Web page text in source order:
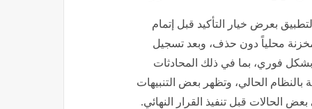
بعرض خيار التأكيد قبل إتمام
محلياً دون حذف، وبعد تسجيل
بشكل فوري، بما في ذلك المحادثات
الحالي، وتظهر بعض التنبيهات
الحالات قبل تنفيذ القرار النهائي.